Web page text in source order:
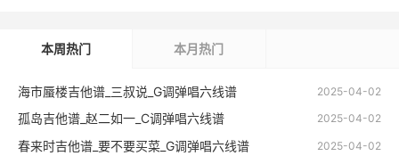
本周热门 本月热门
2025-04-02
海市蜃楼吉他谱_三叔说_G调弹唱六线谱
2025-04-02
孤岛吉他谱_赵二如一_C调弹唱六线谱
2025-04-02
春来时吉他谱_要不要买菜_G调弹唱六线谱